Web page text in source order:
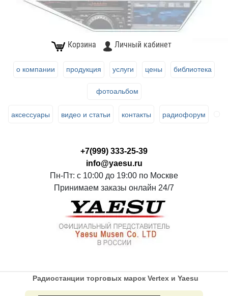
Корзина Личный кабинет
о компании продукция услуги цены библиотека
фотоальбом
аксессуары видео и статьи контакты радиофорум
+7(999) 333-25-39
info@yaesu.ru
Пн-Пт: с 10:00 до 19:00 по Москве
Принимаем заказы онлайн 24/7
Радиостанции торговых марок Vertex и Yaesu